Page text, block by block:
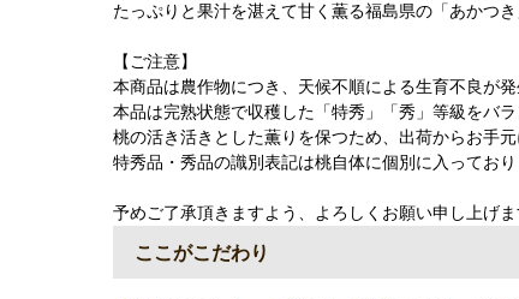
たっぷりと果汁を湛えて甘く薫る福島県の「あかつ
【ご注意】
本商品は農作物につき、天候不順による生育不良が
本品は完熟状態で収穫した「特秀」「秀」等級をバ
桃の活き活きとした薫りを保つため、出荷からお手
特秀品・秀品の識別表記は桃自体に個別に入ってお
予めご了承頂きますよう、よろしくお願い申し上げま
ここがこだわり